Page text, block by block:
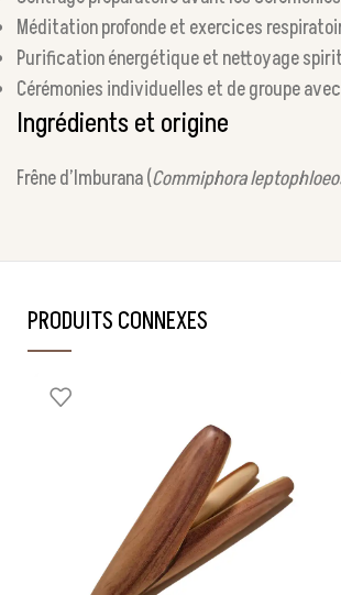
Méditation profonde et exercices
Purification énergétique et nettoyage
Cérémonies individuelles et de groupe
Ingrédients et origine
Frêne d’Imburana (Commiphora
PRODUITS CONNEXES